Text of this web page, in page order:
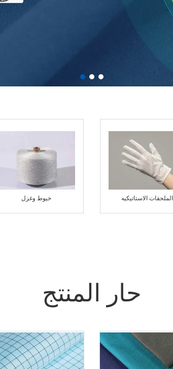
خيوط وغزل الملحقات الاستاتيكيه
حار المنتج